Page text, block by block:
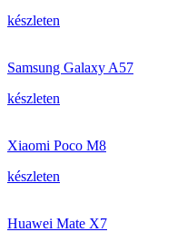
készleten
Samsung Galaxy A57
készleten
Xiaomi Poco M8
készleten
Huawei Mate X7